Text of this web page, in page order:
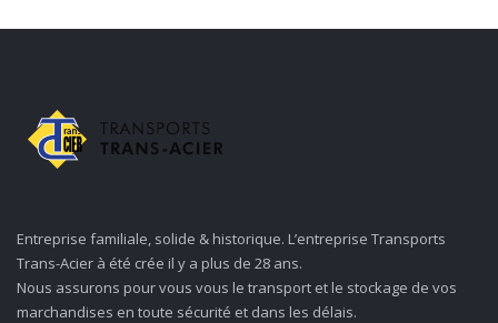
Entreprise familiale, solide & historique. L’entreprise Transports
Trans-Acier à été crée il y a plus de 28 ans.
Nous assurons pour vous vous le transport et le stockage de vos
marchandises en toute sécurité et dans les délais.